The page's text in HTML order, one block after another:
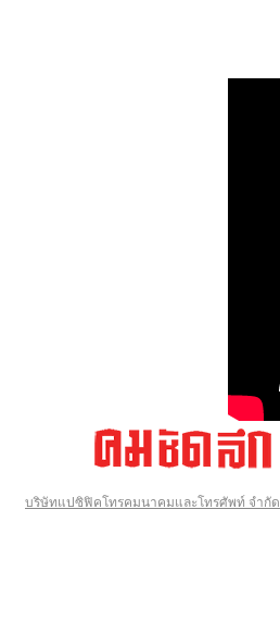
บริษัทแปซิฟิคโทรคมนาคมและโทรศัพท์ จำกัด